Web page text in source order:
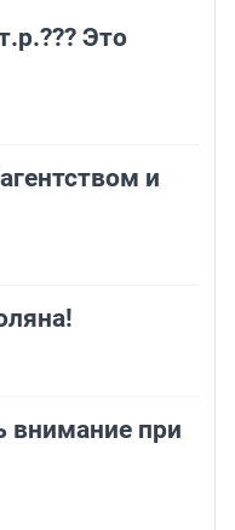
Это
и
внимание при